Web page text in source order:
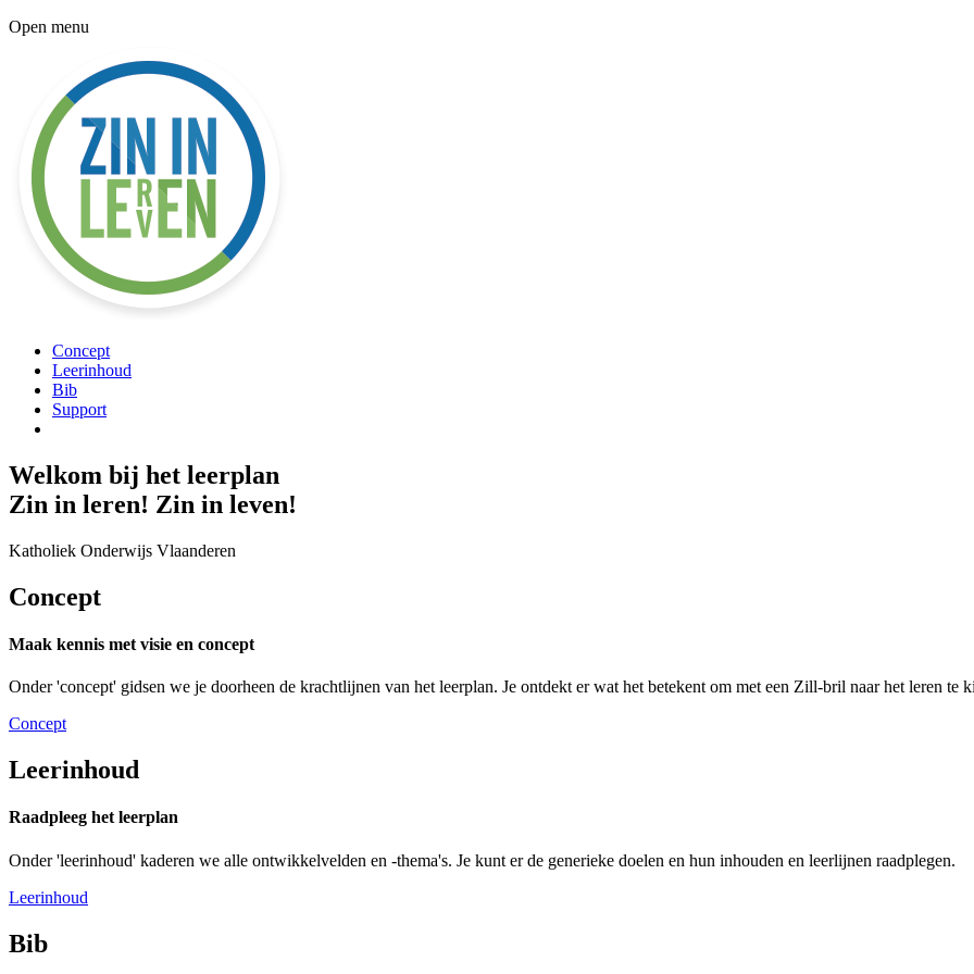
Open menu
Concept
Leerinhoud
Bib
Support
Welkom bij het leerplan
Zin in leren! Zin in leven!
Katholiek Onderwijs Vlaanderen
Concept
Maak kennis met visie en concept
Onder 'concept' gidsen we je doorheen de krachtlijnen van het leerplan. Je ontdekt er wat het betekent om met een Zill-bril naar het leren te
Concept
Leerinhoud
Raadpleeg het leerplan
Onder 'leerinhoud' kaderen we alle ontwikkelvelden en -thema's. Je kunt er de generieke doelen en hun inhouden en leerlijnen raadplegen.
Leerinhoud
Bib